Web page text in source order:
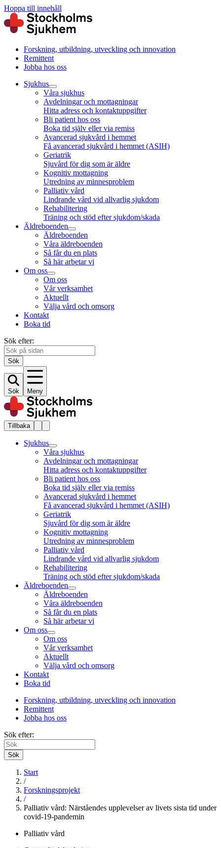
Hoppa till innehåll
Forskning, utbildning, utveckling och innovation
Remittent
Jobba hos oss
Sjukhus
Våra sjukhus
Avdelningar och mottagningar
Hitta adress och kontaktuppgifter
Bli patient hos oss
Boka tid själv eller via remiss
Avancerad sjukvård i hemmet
Få avancerad sjukvård i hemmet (ASIH)
Geriatrik
Sjuvård för dig som är äldre
Kognitiv mottagning
Utredning av minnesproblem
Palliativ vård
Lindrande vård vid allvarlig sjukdom
Rehabilitering
Träning och stöd efter sjukdom/skada
Äldreboenden
Äldreboenden
Våra äldreboenden
Så får du en plats
Så här arbetar vi
Om oss
Om oss
Vår verksamhet
Aktuellt
Välja vård och omsorg
Kontakt
Boka tid
Sök efter:
Sök
Sök Meny
Tillbaka
Sjukhus
Våra sjukhus
Avdelningar och mottagningar
Hitta adress och kontaktuppgifter
Bli patient hos oss
Boka tid själv eller via remiss
Avancerad sjukvård i hemmet
Få avancerad sjukvård i hemmet (ASIH)
Geriatrik
Sjuvård för dig som är äldre
Kognitiv mottagning
Utredning av minnesproblem
Palliativ vård
Lindrande vård vid allvarlig sjukdom
Rehabilitering
Träning och stöd efter sjukdom/skada
Äldreboenden
Äldreboenden
Våra äldreboenden
Så får du en plats
Så här arbetar vi
Om oss
Om oss
Vår verksamhet
Aktuellt
Välja vård och omsorg
Kontakt
Boka tid
Forskning, utbildning, utveckling och innovation
Remittent
Jobba hos oss
Sök efter:
Sök
Start
/
Forskningsprojekt
/
Palliativ vård: Närståendes upplevelser av livets sista tid under
covid-19-pandemin
Palliativ vård